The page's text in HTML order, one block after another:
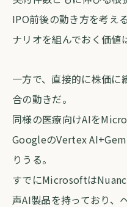
IPO前後の動き方を考え
ナリオを組んでおく価値
一方で、直接的に株価に
合の動きだ。
同様の医療向けAIを
GoogleのVertex
りうる。
すでにMicrosoftは
声AI製品を持っており、